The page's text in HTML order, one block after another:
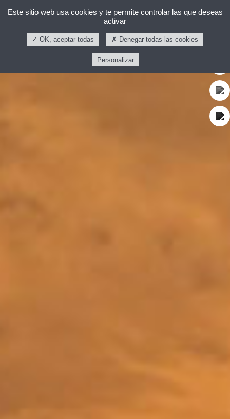
Este sitio web usa cookies y te permite controlar las que deseas
activar
OK, aceptar todas Denegar todas las cookies
Personalizar